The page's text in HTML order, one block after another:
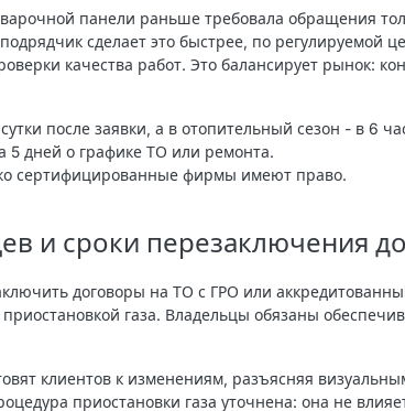
панели раньше требовала обращения
сделает это быстрее, по регулируемой
качества работ. Это балансирует рынок:
после заявки, а в отопительный сезон - в 6
5 дней о графике ТО или ремонта.
сертифицированные фирмы имеют право.
и сроки перезаключения
договоры на ТО с ГРО или
газа. Владельцы обязаны
клиентов к изменениям, разъясняя
приостановки газа уточнена: она не